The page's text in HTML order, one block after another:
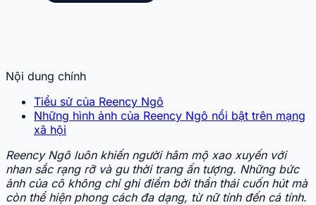
Nội dung chính
Tiểu sử của Reency Ngô
Những hình ảnh của Reency Ngô nổi bật trên mạng
xã hội
Reency Ngô luôn khiến người hâm mộ xao xuyến với
nhan sắc rạng rỡ và gu thời trang ấn tượng. Những bức
ảnh của cô không chỉ ghi điểm bởi thần thái cuốn hút mà
còn thể hiện phong cách đa dạng, từ nữ tính đến cá tính.